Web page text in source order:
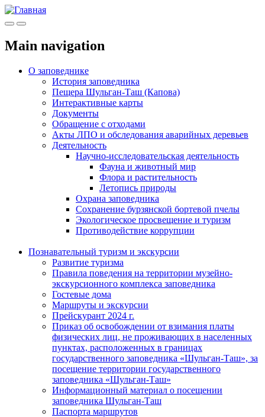
МенюИнфо
Main navigation
О заповеднике
История заповедника
Пещера Шульган-Таш (Капова)
Интерактивные карты
Документы
Обращение с отходами
Акты ЛПО и обследования аварийных деревьев
Деятельность
Научно-исследовательская деятельность
Фауна и животный мир
Флора и растительность
Летопись природы
Охрана заповедника
Сохранение бурзянской бортевой пчелы
Экологическое просвещение и туризм
Противодействие коррупции
Познавательный туризм и экскурсии
Развитие туризма
Правила поведения на территории музейно-
экскурсионного комплекса заповедника
Гостевые дома
Маршруты и экскурсии
Прейскурант 2024 г.
Приказ об освобождении от взимания платы
физических лиц, не проживающих в населенных
пунктах, расположенных в границах
государственного заповедника «Шульган-Таш», за
посещение территории государственного
заповедника «Шульган-Таш»
Информационный материал о посещении
заповедника Шульган-Таш
Паспорта маршрутов